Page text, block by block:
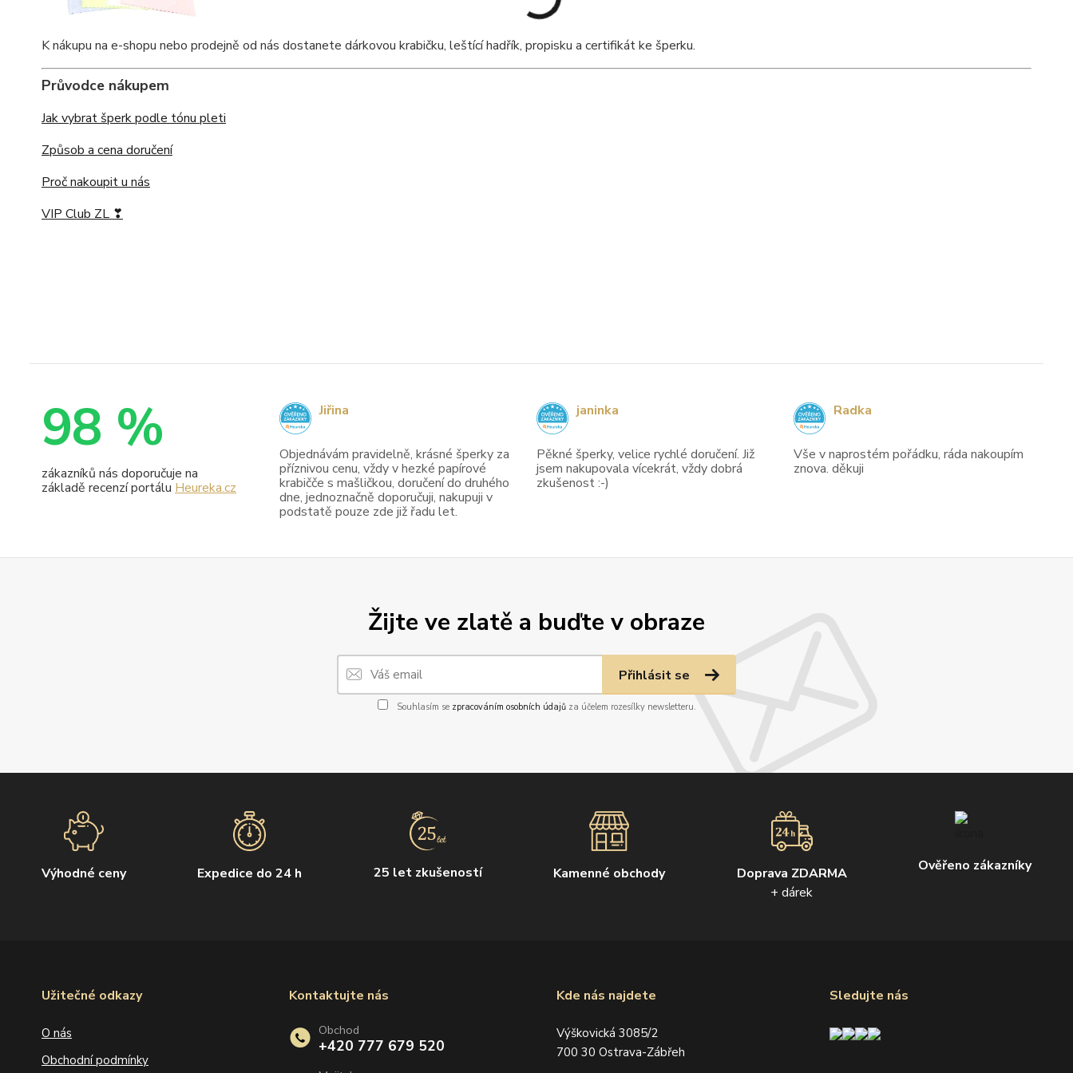
K nákupu na e-shopu nebo prodejně od nás dostanete dárkovou krabičku, leštící hadřík, propisku a certifikát ke šperku.
Průvodce nákupem
Jak vybrat šperk podle tónu pleti
Způsob a cena doručení
Proč nakoupit u nás
VIP Club ZL ❣
Žijte ve zlatě a buďte v obraze
Přihlásit se
Souhlasím se zpracováním osobních údajůza účelem rozesílky newsletteru.
Výhodné ceny Expedice do 24 h 25 let zkušeností Kamenné obchody
Doprava ZDARMA
+ dárek
Ověřeno zákazníky
Užitečné odkazy
O nás
Obchodní podmínky
Kde nás najdete
Výškovická 3085/2
700 30 Ostrava-Zábřeh
Sledujte nás
Kontaktujte nás
Obchod
+420 777 679 520
98 %
zákazníků nás doporučuje na
základě recenzí portálu Heureka.cz
Objednávám pravidelně, krásné šperky za
příznivou cenu, vždy v hezké papírové
krabičče s mašličkou, doručení do druhého
dne, jednoznačně doporučuji, nakupuji v
podstatě pouze zde již řadu let.
Jiřina
Pěkné šperky, velice rychlé doručení. Již
jsem nakupovala vícekrát, vždy dobrá
zkušenost :-)
janinka
Vše v naprostém pořádku, ráda nakoupím
znova. děkuji
Radka